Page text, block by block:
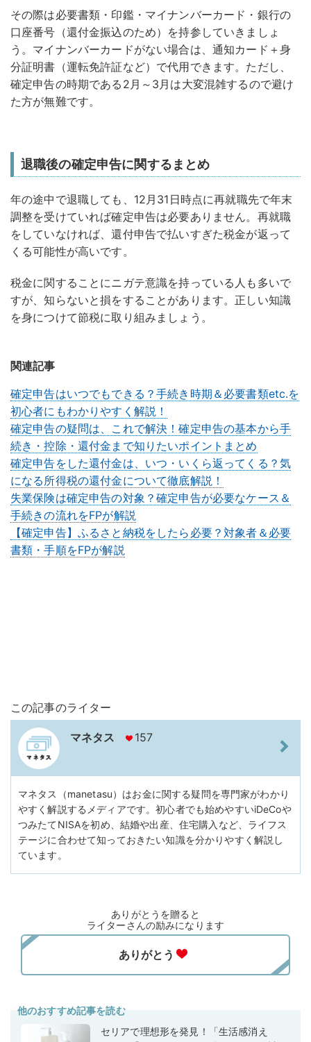
その際は必要書類・印鑑・マイナンバーカード・銀行の
口座番号（還付金振込のため）を持参していきましょ
う。マイナンバーカードがない場合は、通知カード＋身
分証明書（運転免許証など）で代用できます。ただし、
確定申告の時期である2月～3月は大変混雑するので避け
た方が無難です。
退職後の確定申告に関するまとめ
年の途中で退職しても、12月31日時点に再就職先で年末
調整を受けていれば確定申告は必要ありません。再就職
をしていなければ、還付申告で払いすぎた税金が返って
くる可能性が高いです。
税金に関することにニガテ意識を持っている人も多いで
すが、知らないと損をすることがあります。正しい知識
を身につけて節税に取り組みましょう。
関連記事
確定申告はいつでもできる？手続き時期＆必要書類etc.を
初心者にもわかりやすく解説！
確定申告の疑問は、これで解決！確定申告の基本から手
続き・控除・還付金まで知りたいポイントまとめ
確定申告をした還付金は、いつ・いくら返ってくる？気
になる所得税の還付金について徹底解説！
失業保険は確定申告の対象？確定申告が必要なケース＆
手続きの流れをFPが解説
【確定申告】ふるさと納税をしたら必要？対象者＆必要
書類・手順をFPが解説
この記事のライター
マネタス 157
マネタス（manetasu）はお金に関する疑問を専門家がわかり
やすく解説するメディアです。初心者でも始めやすいiDeCoや
つみたてNISAを初め、結婚や出産、住宅購入など、ライフス
テージに合わせて知っておきたい知識を分かりやすく解説し
ています。
ありがとうを贈ると
ライターさんの励みになります
他のおすすめ記事を読む
セリアで理想形を発見！「生活感消え